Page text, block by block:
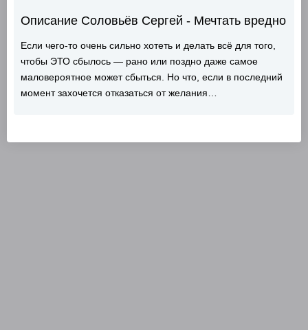
Описание Соловьёв Сергей - Мечтать вредно
Если чего-то очень сильно хотеть и делать всё для того,
чтобы ЭТО сбылось — рано или поздно даже самое
маловероятное может сбыться. Но что, если в последний
момент захочется отказаться от желания…